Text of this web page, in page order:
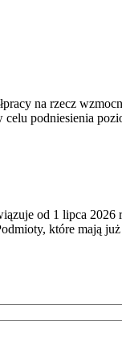
na rzecz
podniesienia
od 1 lipca
które mają